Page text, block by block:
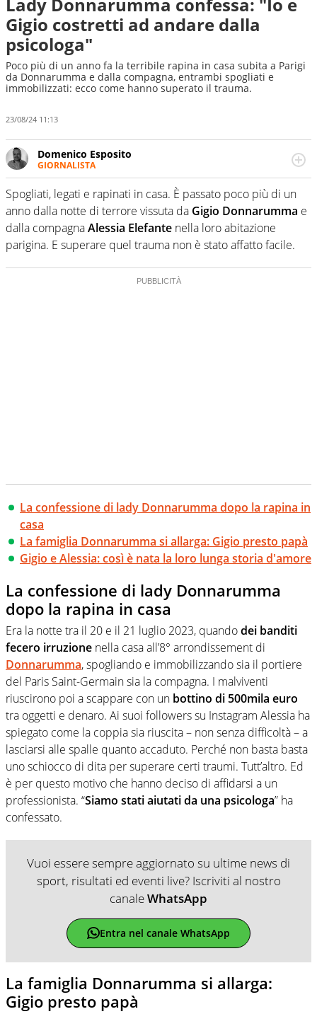
Gigio costretti ad andare dalla
psicologa"
Poco più di un anno fa la terribile rapina in casa subita a Parigi
da Donnarumma e dalla compagna, entrambi spogliati e
immobilizzati: ecco come hanno superato il trauma.
23/08/24 11:13
Domenico Esposito
GIORNALISTA
Da vent’anni in campo e sul campo per vivere ogni evento
in tutte le sue sfaccettature. Passione smisurata per il
calcio e per la sfera di cuoio. Il pallone è una cosa
serissima, guai a dirgli di no
Spogliati, legati e rapinati in casa. È passato poco più di un
anno dalla notte di terrore vissuta da Gigio Donnarumma e
dalla compagnaAlessia Elefante nella loro abitazione
parigina. E superare quel trauma non è stato affatto facile.
La confessione di lady Donnarumma dopo la rapina in
casa
La famiglia Donnarumma si allarga: Gigio presto papà
Gigio e Alessia: così è nata la loro lunga storia d'amore
La confessione di lady Donnarumma
dopo la rapina in casa
Era la notte tra il 20 e il 21 luglio 2023, quandodei banditi
fecero irruzione nella casa all’8° arrondissement di
Donnarumma, spogliando e immobilizzando sia il portiere
del Paris Saint-Germain sia la compagna. I malviventi
riuscirono poi a scappare con un bottino di 500mila euro
tra oggetti e denaro. Ai suoi followers su Instagram Alessia ha
spiegato come la coppia sia riuscita – non senza difficoltà – a
lasciarsi alle spalle quanto accaduto. Perché non basta basta
uno schiocco di dita per superare certi traumi. Tutt’altro. Ed
è per questo motivo che hanno deciso di affidarsi a un
professionista. “Siamo stati aiutati da una psicologa” ha
confessato.
Vuoi essere sempre aggiornato su ultime news di
sport, risultati ed eventi live? Iscriviti al nostro
canaleWhatsApp
Entra nel canale WhatsApp
La famiglia Donnarumma si allarga:
Gigio presto papà